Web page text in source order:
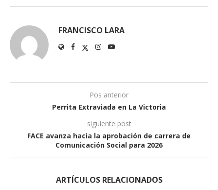
FRANCISCO LARA
Pos anterior
Perrita Extraviada en La Victoria
siguiente post
FACE avanza hacia la aprobación de carrera de
Comunicación Social para 2026
ARTÍCULOS RELACIONADOS